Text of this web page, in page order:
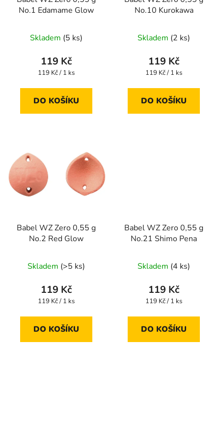
No.1 Edamame Glow
Skladem (5 ks)
119 Kč
Měrná
119 Kč / 1 ks
DO KOŠÍKU
No.10 Kurokawa
Skladem (2 ks)
119 Kč
Měrná
119 Kč / 1 ks
DO KOŠÍKU
Babel WZ Zero 0,55 g
No.2 Red Glow
Skladem (>5 ks)
119 Kč
Měrná
119 Kč / 1 ks
DO KOŠÍKU
Babel WZ Zero 0,55 g
No.21 Shimo Pena
Skladem (4 ks)
119 Kč
Měrná
119 Kč / 1 ks
DO KOŠÍKU